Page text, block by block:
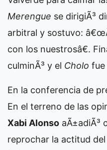
Merengue se dirigiÃ³
arbitral y sostuvo:
con los nuestrosâ€.
culminÃ³ y el Cholo fue
En la conferencia de
En el terreno de las
Xabi Alonso aÃ±adiÃ³
reprochar la actitud